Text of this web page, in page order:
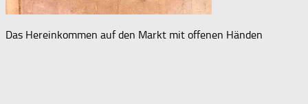
Das Hereinkommen auf den Markt mit offenen Händen